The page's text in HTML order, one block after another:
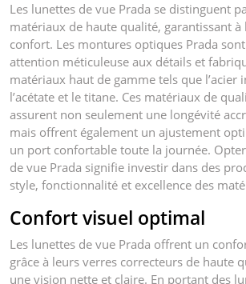
Les lunettes de vue Prada se distinguent
matériaux de haute qualité, garantissant
confort. Les montures optiques Prada
attention méticuleuse aux détails et
matériaux haut de gamme tels que l’acier
l’acétate et le titane. Ces matériaux de
assurent non seulement une longévité
mais offrent également un ajustement
un port confortable toute la journée.
de vue Prada signifie investir dans des
style, fonctionnalité et excellence des
Confort visuel optimal
Les lunettes de vue Prada offrent un
grâce à leurs verres correcteurs de haute
une vision nette et claire. En portant des